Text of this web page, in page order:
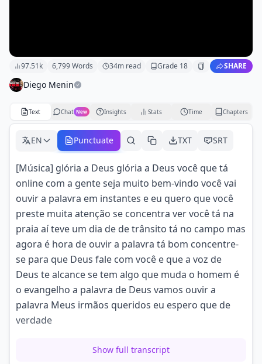
97.51k 6,799Words 34m read Grade 18 SHARE
Diego Menin
Text Chat New Insights Stats Time Chapters
EN Punctuate TXT SRT
[Música] glória a Deus glória a Deus você que tá
online com a gente seja muito bem-vindo você vai
ouvir a palavra em instantes e eu quero que você
preste muita atenção se concentra ver você tá na
praia aí teve um dia de de trânsito tá no campo mas
agora é hora de ouvir a palavra tá bom concentre-
se para que Deus fale com você e que a voz de
Deus te alcance se tem algo que muda o homem é
o evangelho a palavra de Deus vamos ouvir a
palavra Meus irmãos queridos eu espero que de
verdade
Bíblia no livro de segunda Samuel Capítulo 19
Show full transcript